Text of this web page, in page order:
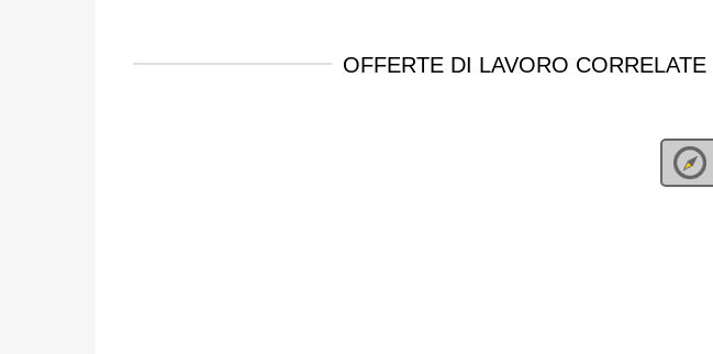
OFFERTE DI LAVORO CORRELATE